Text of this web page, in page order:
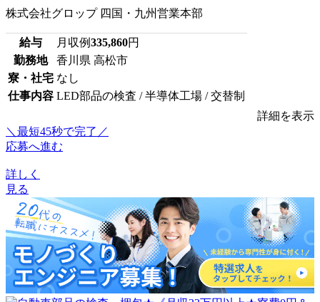
株式会社グロップ 四国・九州営業本部
給与 月収例335,860円
勤務地
香川県 高松市
寮・社宅 なし
仕事内容 LED部品の検査 / 半導体工場 / 交替制
詳細を表示
＼最短45秒で完了／
応募へ進む
詳しく
見る